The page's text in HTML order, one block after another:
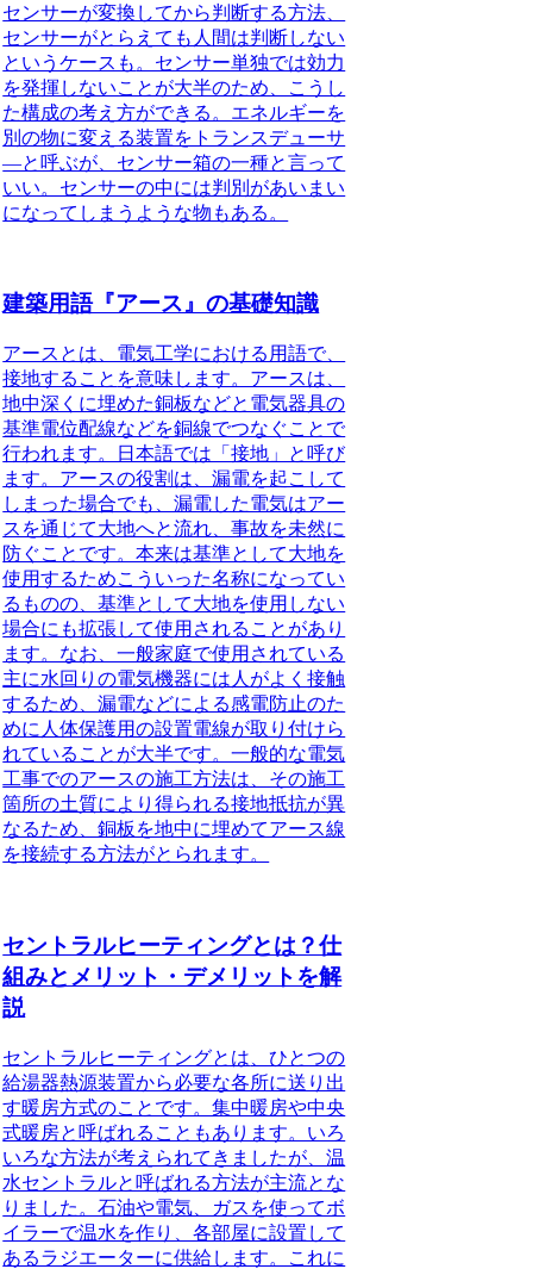
センサーが変換してから判断する方法、
センサーがとらえても人間は判断しない
というケースも 。センサー単独では効力
を発揮しないことが大半のため、こうし
た構成の考え方ができる。エネルギーを
別の物に変える装置をトランスデューサ
―と呼ぶが、センサー箱の一種と言って
いい。センサーの中には判別があいまい
になってしまうような物もある。
建築用語『アース』の基礎知識
アースとは、電気工学における用語で、
接地すること を意味します。アースは、
地中深くに埋めた銅板などと電気器具の
基準電位配線などを銅線でつなぐことで
行われます。日本語では「接地」と呼び
ます。アースの役割は、漏電を起こして
しまった場合でも、漏電した電気はアー
スを通じて大地へと流れ、事故を未然に
防ぐことです。本来は基準として大地を
使用するためこういった名称になってい
るものの、基準として大地を使用しない
場合にも拡張して使用されることがあり
ます。なお、一般家庭で使用されている
主に水回りの電気機器には人がよく接触
するため、漏電などによる感電防止のた
めに人体保護用の設置電線が取り付けら
れていることが大半です。一般的な電気
工事でのアースの施工方法は、その施工
箇所の土質により得られる接地抵抗が異
なるため、銅板を地中に埋めてアース線
を接続する方法がとられます。
セントラルヒーティングとは？仕
組みとメリット・デメリットを解
説
セントラルヒーティングとは 、ひとつの
給湯器熱源装置から必要な各所に送り出
す暖房方式のことです。集中暖房や中央
式暖房と呼ばれることもあります。いろ
いろな方法が考えられてきましたが、温
水セントラルと呼ばれる方法が主流とな
りました。石油や電気、ガスを使ってボ
イラーで温水を作り、各部屋に設置して
あるラジエーターに供給します。これに